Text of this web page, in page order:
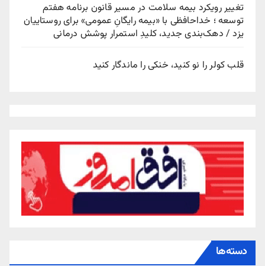
تغییر رویکرد بیمه سلامت در مسیر قانون برنامه هفتم
توسعه ؛ خداحافظی با «بیمه رایگانِ عمومی» برای روستاییان
یزد / دهک‌بندی جدید، کلیدِ استمرار پوشش درمانی
قلب کولر را نو کنید، خنکی را ماندگار کنید
دسته‌ها